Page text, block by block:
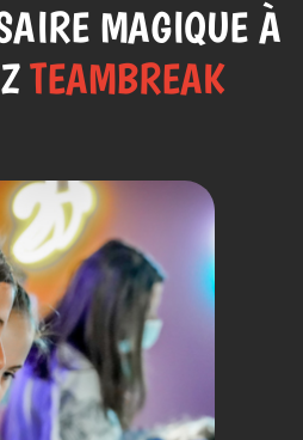
MAGIQUE À
TEAMBREAK